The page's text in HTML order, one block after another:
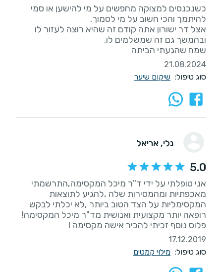
כשנכנסים למצוקה מחפשים על מי להישען או סמי
אצל דר ישורון אתה קודם זה שהיא רוצה לעזור לו
שמח שהגעתי הביתה
21.08.2024
סוג טיפול: שיקום שיער
נלי, אריאל
5.0
אני טופלתי על ידי ד"ר מיכל המקסימה,התרשמתי
מאכפתיות ומהמסירות שלה ,להגיע לתוצאות
המקסימליות על הצד הטוב ביותר ,לא יכלתי לבקש
פלוס נוסף זכיתי להכיר אישה מקסימה !
17.12.2019
סוג טיפול: מילוי קמטים